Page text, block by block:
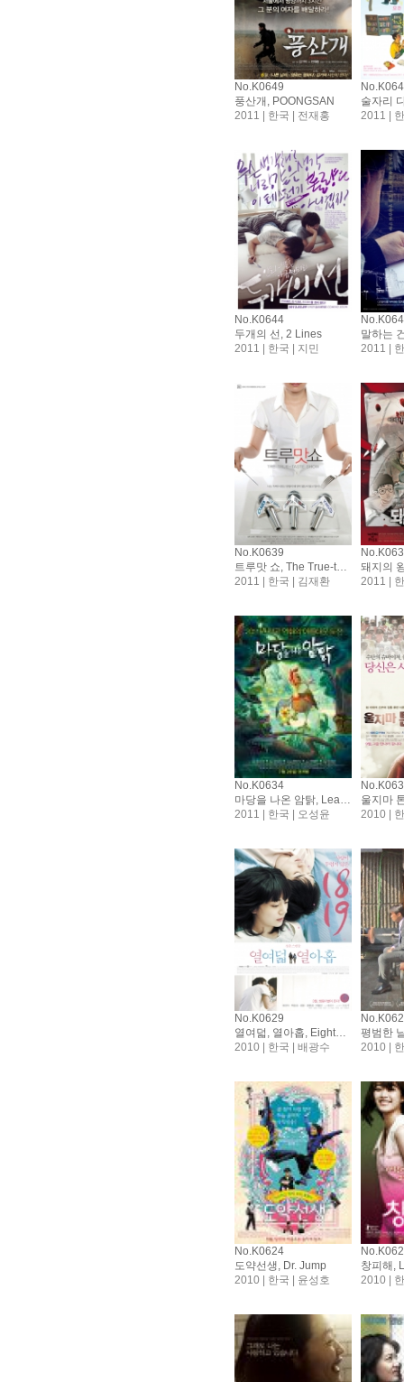
No.K0649
풍산개, POONGSAN
2011 | 한국 | 전재홍
2011 |
No.K0644
두개의 선, 2 Lines
2011 | 한국 | 지민
2011 |
No.K0639
트루맛 쇼, The True-taste Show
2011 | 한국 | 김재환
2011 |
No.K0634
마당을 나온 암탉, Leafie, A Hen into the Wild
2011 | 한국 | 오성윤
2010 |
No.K0629
열여덟, 열아홉, Eighteen and nineteen
2010 | 한국 | 배광수
2010 |
No.K0624
도약선생, Dr. Jump
2010 | 한국 | 윤성호
창피해,
2010 |